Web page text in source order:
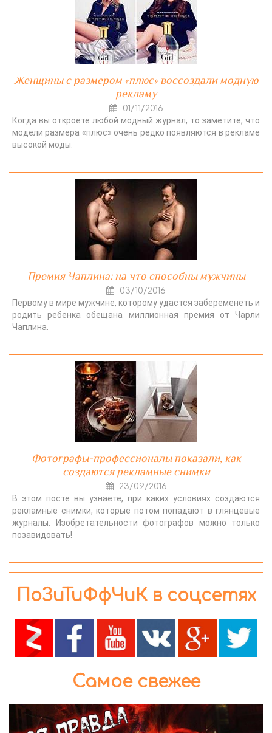
Женщины с размером «плюс» воссоздали модную
рекламу
01/11/2016
Когда вы откроете любой модный журнал, то заметите, что
модели размера «плюс» очень редко появляются в рекламе
высокой моды.
Премия Чаплина: на что способны мужчины
03/10/2016
Первому в мире мужчине, которому удастся забеременеть и
родить ребенка обещана миллионная премия от Чарли
Чаплина.
Фотографы-профессионалы показали, как
создаются рекламные снимки
23/09/2016
В этом посте вы узнаете, при каких условиях создаются
рекламные снимки, которые потом попадают в глянцевые
журналы. Изобретательности фотографов можно только
позавидовать!
ПоЗиТиФфЧиК в соцсетях
Самое свежее